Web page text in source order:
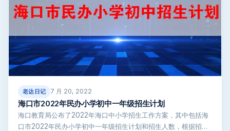
老达日记 7 月 20, 2022
海口市2022年民办小学初中一年级招生计划
海口教育局公布了2022年海口中小学招生工作方案，其中包括海
口市2022年民办小学初中一年级招生计划和招生人数，根据招生